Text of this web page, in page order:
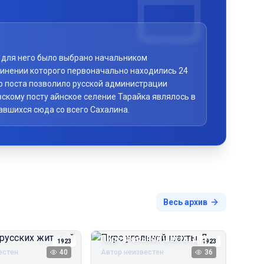
него было выбрано начальником
которого первоначально находились 24
позволило русской администрации
посту айнское селение Тарайка являлось в
сюда со всего Сахалина.
Весь архив
1923
жителей
40
1923
Пирс угольной шахты Дуэ
Автор неизвестен 36